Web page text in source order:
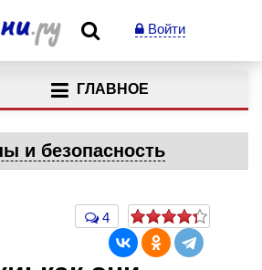
Войти
ГЛАВНОЕ
и безопасность
4